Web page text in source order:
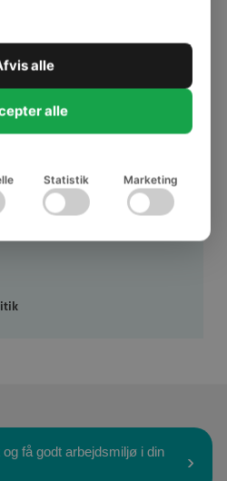
få godt arbejdsmiljø i din
alle
alle
Statistik Marketing